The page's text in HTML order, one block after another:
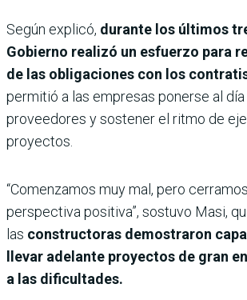
Según explicó, durante los últimos
Gobierno realizó un esfuerzo para
de las obligaciones con los
permitió a las empresas ponerse al
proveedores y sostener el ritmo de
proyectos.
“Comenzamos muy mal, pero
perspectiva positiva”, sostuvo Masi,
las constructoras demostraron
llevar adelante proyectos de gran
a las dificultades.